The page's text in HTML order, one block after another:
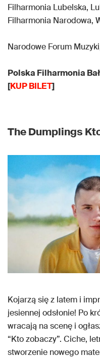
Filharmonia Lubelska,
Filharmonia Narodowa,
Narodowe Forum
Polska Filharmonia
[KUP BILET]
The Dumplings
Kojarzą się z latem i
jesiennej odsłonie! Po
wracają na scenę i
“Kto zobaczy”. Ciche,
stworzenie nowego